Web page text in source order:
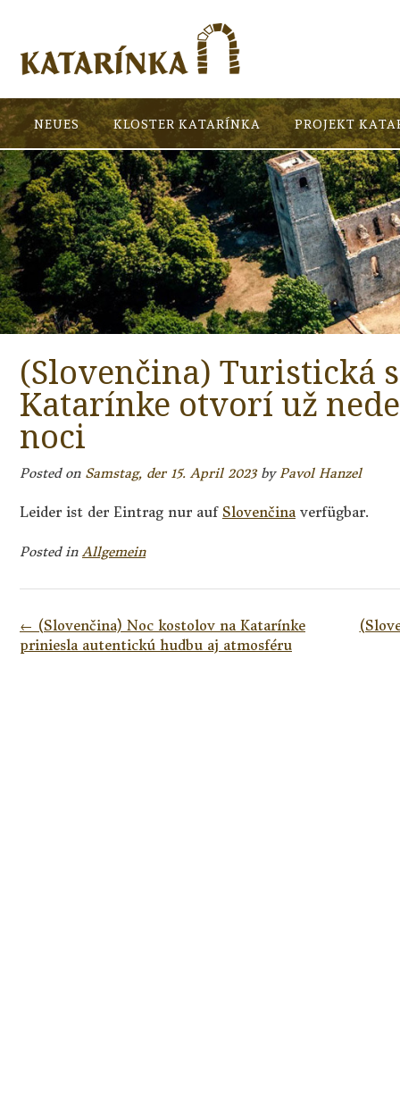
NEUES KLOSTER KATARÍNKA PROJEKT
(Slovenčina) Turistická
Katarínke otvorí už
noci
Posted on Samstag, der 15. April 2023byPavol Hanzel
Leider ist der Eintrag nur auf Slovenčina verfügbar.
Posted inAllgemein
Post
navigation
← (Slovenčina) Noc kostolov na Katarínke
priniesla autentickú hudbu aj atmosféru